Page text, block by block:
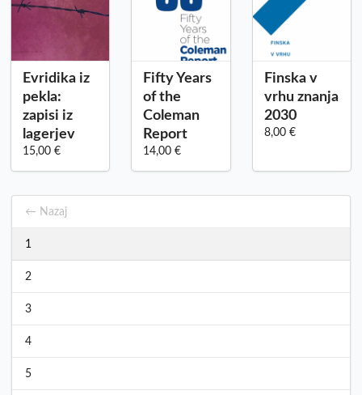
Evridika iz
pekla:
zapisi iz
lagerjev
15,00 €
Fifty Years
of the
Coleman
Report
14,00 €
Finska v
vrhu znanja
2030
8,00 €
← Nazaj
1
2
3
4
5